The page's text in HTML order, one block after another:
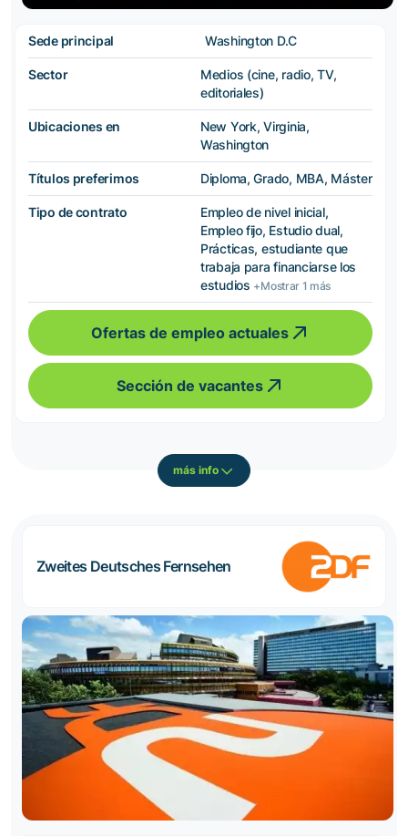
Sede principal Washington D.C
Sector
Medios (cine, radio, TV,
editoriales)
Ubicaciones en
New York, Virginia,
Washington
Títulos preferimos Diploma, Grado, MBA, Máster
Tipo de contrato
Empleo de nivel inicial,
Empleo fijo, Estudio dual,
Prácticas, estudiante que
trabaja para financiarse los
estudios +Mostrar 1 más
Ofertas de empleo actuales
Sección de vacantes
más info
Zweites Deutsches Fernsehen